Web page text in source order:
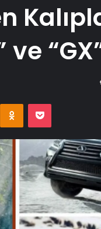
ve
Odnoklassniki
Pocket